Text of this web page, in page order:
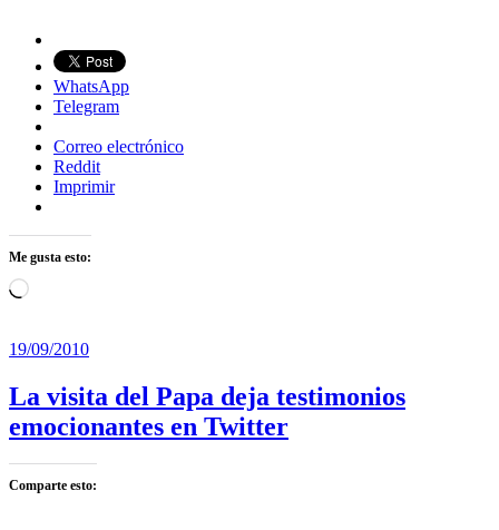
WhatsApp
Telegram
Correo electrónico
Reddit
Imprimir
Me gusta esto:
Cargando...
19/09/2010
La visita del Papa deja testimonios
emocionantes en Twitter
Comparte esto: